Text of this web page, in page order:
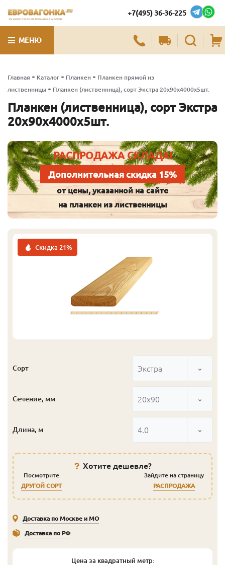
ЛУЧШИЕ ПИЛОМАТЕРИАЛЫ В МОСКВЕ
+7(495) 36-36-225
МЕНЮ
Главная - Каталог - Планкен - Планкен прямой из
лиственницы - Планкен (лиственница), сорт Экстра 20х90х4000х5шт.
Планкен (лиственница), сорт Экстра
20х90х4000х5шт.
РАСПРОДАЖА СКЛАДА!
Дополнительная скидка 15%
от цены, указанной на сайте
на планкен из лиственницы
Скидка 21%
Сорт Экстра
Сечение, мм 20x90
Длина, м 4.0
Хотите дешевле?
Посмотрите
ДРУГОЙ СОРТ
Зайдите на страницу
РАСПРОДАЖА
Доставка по Москве и МО
Доставка по РФ
Цена за квадратный метр: